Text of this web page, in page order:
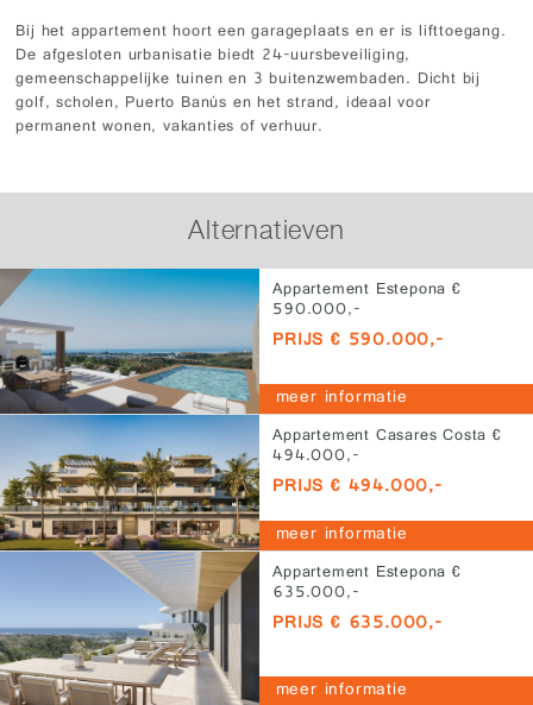
Bij het appartement hoort een garageplaats en er is lifttoegang.
De afgesloten urbanisatie biedt 24-uursbeveiliging,
gemeenschappelijke tuinen en 3 buitenzwembaden. Dicht bij
golf, scholen, Puerto Banús en het strand, ideaal voor
permanent wonen, vakanties of verhuur.
Alternatieven
Appartement Estepona €
590.000,-
PRIJS € 590.000,-
meer informatie
Appartement Casares Costa €
494.000,-
PRIJS € 494.000,-
meer informatie
Appartement Estepona €
635.000,-
PRIJS € 635.000,-
meer informatie